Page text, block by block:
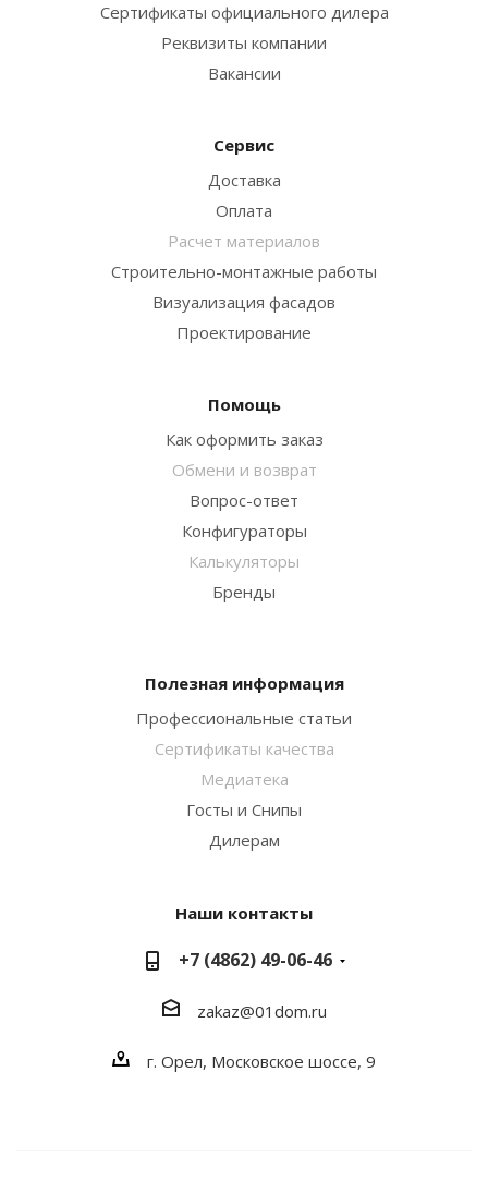
Сертификаты официального дилера
Реквизиты компании
Вакансии
Сервис
Доставка
Оплата
Расчет материалов
Строительно-монтажные работы
Визуализация фасадов
Проектирование
Помощь
Как оформить заказ
Обмени и возврат
Вопрос-ответ
Конфигураторы
Калькуляторы
Бренды
Полезная информация
Профессиональные статьи
Сертификаты качества
Медиатека
Госты и Снипы
Дилерам
Наши контакты
+7 (4862) 49-06-46
zakaz@01dom.ru
г. Орел, Московское шоссе, 9